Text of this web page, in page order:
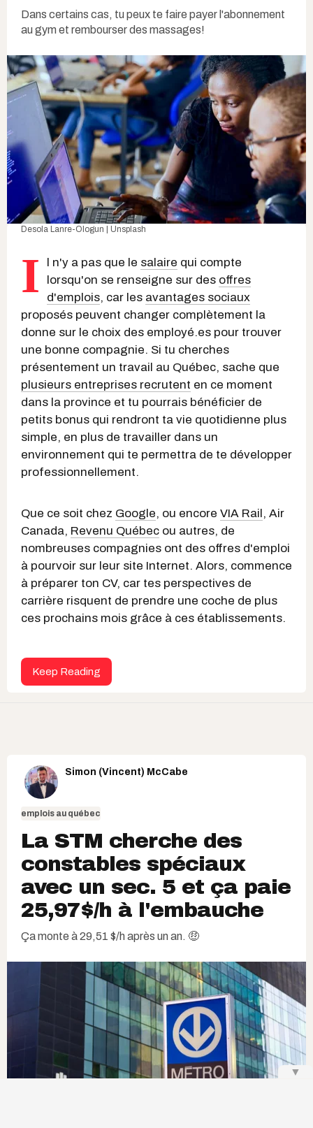
Dans certains cas, tu peux te faire payer l'abonnement
au gym et rembourser des massages!
Desola Lanre-Ologun | Unsplash
I l n'y a pas que le salaire qui compte
lorsqu'on se renseigne sur des offres
d'emplois, car les avantages sociaux
proposés peuvent changer complètement la
donne sur le choix des employé.es pour trouver
une bonne compagnie. Si tu cherches
présentement un travail au Québec, sache que
plusieurs entreprises recrutent en ce moment
dans la province et tu pourrais bénéficier de
petits bonus qui rendront ta vie quotidienne plus
simple, en plus de travailler dans un
environnement qui te permettra de te développer
professionnellement.
Que ce soit chez Google, ou encore VIA Rail, Air
Canada, Revenu Québec ou autres, de
nombreuses compagnies ont des offres d'emploi
à pourvoir sur leur site Internet. Alors, commence
à préparer ton CV, car tes perspectives de
carrière risquent de prendre une coche de plus
ces prochains mois grâce à ces établissements.
Keep Reading
Simon (Vincent) McCabe
emplois au québec
La STM cherche des
constables spéciaux
avec un sec. 5 et ça paie
25,97$/h à l'embauche
Ça monte à 29,51 $/h après un an. 🤑
▼